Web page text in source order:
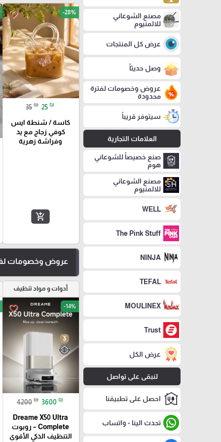
مصنع الشوعاني
للالمنيوم
عرض كل المنتجات
وصل حديثاً
عروض وخصومات لفترة
محدودة
سيتوفر قريباً
العلامات التجارية
صنع خصيصاً للشوعاني
هوم
مصنع الشوعاني
للالمنيوم
WELL
The Pink Stuff
NINJA
TEFAL
MOULINEX
Trust
عرض الكل
لنبقى على تواصل
احصل على تطبيقنا
تحدث الينا - واتساب
favorite_border -28%
35 ₪ 25 ₪
كاسة / شنطة ايس
كوفي زجاج مع يد
وفراشة زهرية
add_shopping_cart
عروض وخصومات
أدوات و مواد تنظيف
favorite_border -14%
4200 ₪ 3600 ₪
Dreame X50 Ultra
Complete – روبوت
التنظيف الذكي الأقوى